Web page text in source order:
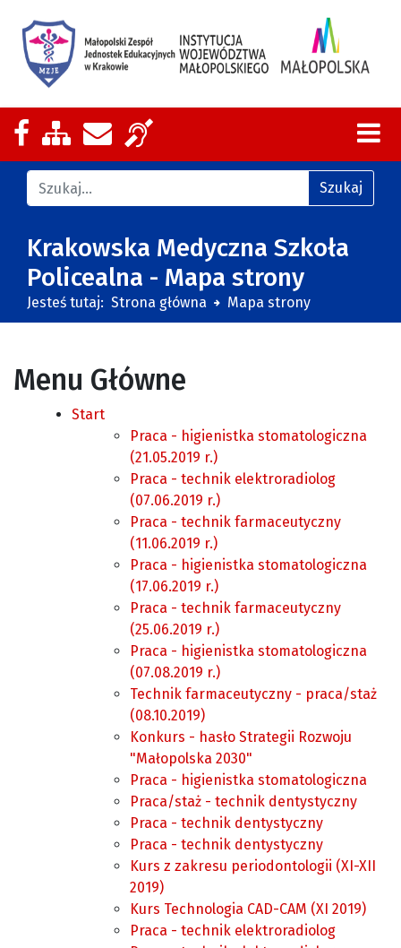
Nasza strona na Facebooku
Zobacz mapę strony
Wyślij emailZakres działalności z tłumaczeniem
Krakowska Medyczna Szkoła
Policealna - Mapa strony
Jesteś tutaj: Strona główna Mapa strony
Znajdź na stronie Szukaj
Menu Główne
Start
Praca - higienistka stomatologiczna
(21.05.2019 r.)
Praca - technik elektroradiolog
(07.06.2019 r.)
Praca - technik farmaceutyczny
(11.06.2019 r.)
Praca - higienistka stomatologiczna
(17.06.2019 r.)
Praca - technik farmaceutyczny
(25.06.2019 r.)
Praca - higienistka stomatologiczna
(07.08.2019 r.)
Technik farmaceutyczny - praca/staż
(08.10.2019)
Konkurs - hasło Strategii Rozwoju
"Małopolska 2030"
Praca - higienistka stomatologiczna
Praca/staż - technik dentystyczny
Praca - technik dentystyczny
Praca - technik dentystyczny
Kurs z zakresu periodontologii (XI-XII
2019)
Kurs Technologia CAD-CAM (XI 2019)
Praca - technik elektroradiolog